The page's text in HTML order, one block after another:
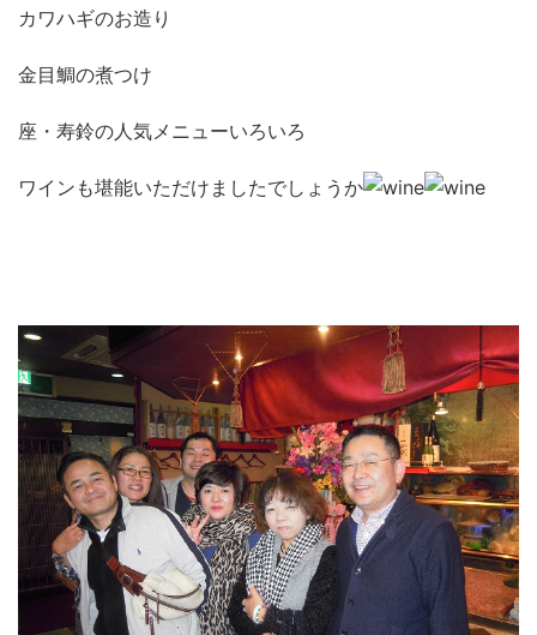
カワハギのお造り
金目鯛の煮つけ
座・寿鈴の人気メニューいろいろ
ワインも堪能いただけましたでしょうか